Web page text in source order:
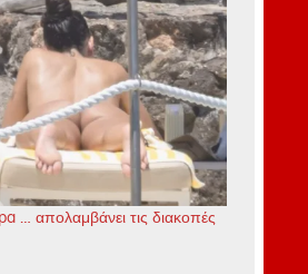
… απολαμβάνει τις διακοπές